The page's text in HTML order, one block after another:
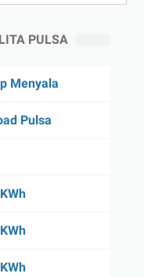
PULSA
Menyala
Pulsa